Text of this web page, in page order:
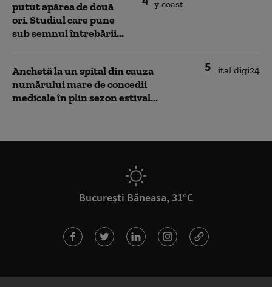
putut apărea de două
ori. Studiul care pune
sub semnul întrebării...
5
Anchetă la un spital din cauza
numărului mare de concedii
medicale în plin sezon estival...
București Băneasa, 31°C